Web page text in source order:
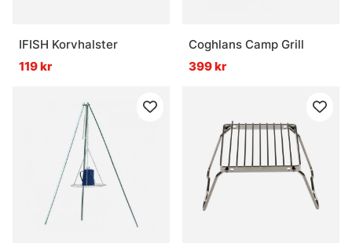
IFISH Korvhalster
119 kr
Coghlans Camp Grill
399 kr